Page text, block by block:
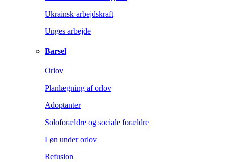
Ukrainsk arbejdskraft
Unges arbejde
Barsel
Orlov
Planlægning af orlov
Adoptanter
Soloforældre og sociale forældre
Løn under orlov
Refusion